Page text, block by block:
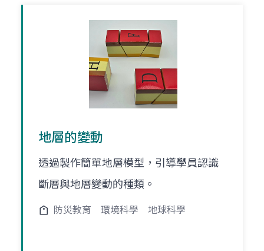
地層的變動
透過製作簡單地層模型，引導學員認識
斷層與地層變動的種類。
防災教育 環境科學 地球科學